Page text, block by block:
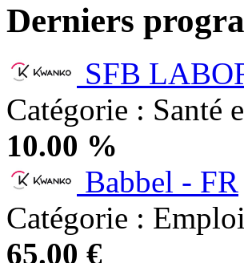
Derniers
SFB
Catégorie : Santé
10.00 %
Babbel - FR
Catégorie :
65.00 €